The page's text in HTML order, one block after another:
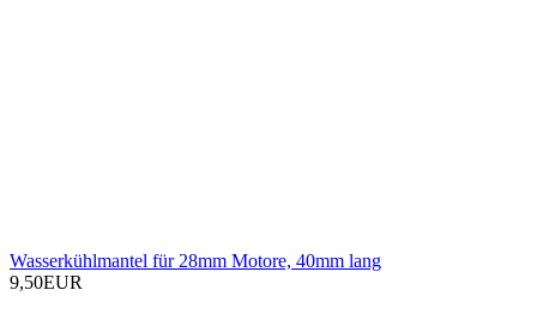
Wasserkühlmantel für 28mm Motore, 40mm lang
9,50EUR